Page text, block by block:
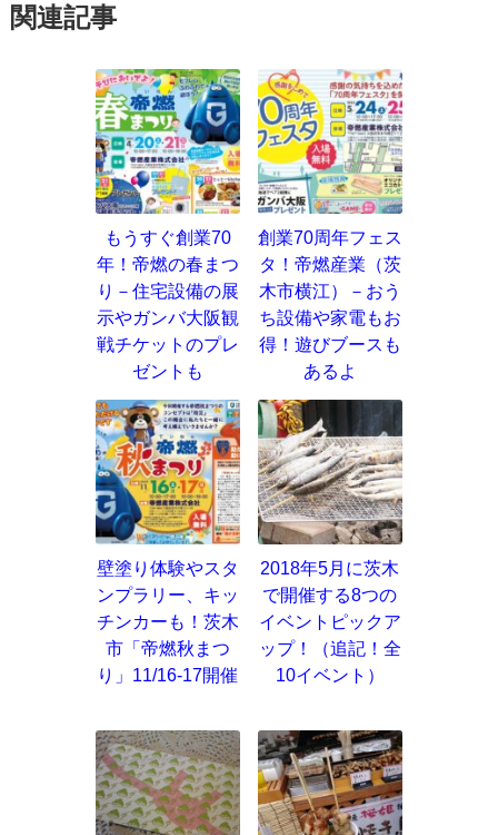
関連記事
もうすぐ創業70
年！帝燃の春まつ
り－住宅設備の展
示やガンバ大阪観
戦チケットのプレ
ゼントも
創業70周年フェス
タ！帝燃産業（茨
木市横江）－おう
ち設備や家電もお
得！遊びブースも
あるよ
壁塗り体験やスタ
ンプラリー、キッ
チンカーも！茨木
市「帝燃秋まつ
り」11/16-17開催
2018年5月に茨木
で開催する8つの
イベントピックア
ップ！（追記！全
10イベント）